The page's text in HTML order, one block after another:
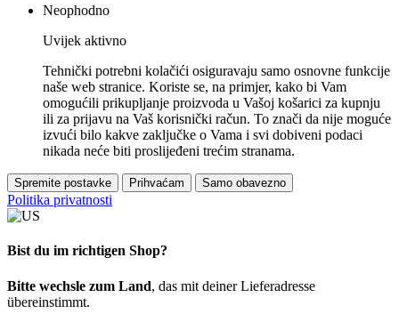
Neophodno
Uvijek aktivno
Tehnički potrebni kolačići osiguravaju samo osnovne funkcije
naše web stranice. Koriste se, na primjer, kako bi Vam
omogućili prikupljanje proizvoda u Vašoj košarici za kupnju
ili za prijavu na Vaš korisnički račun. To znači da nije moguće
izvući bilo kakve zaključke o Vama i svi dobiveni podaci
nikada neće biti proslijeđeni trećim stranama.
Spremite postavke Prihvaćam Samo obavezno
Politika privatnosti
Bist du im richtigen Shop?
Bitte wechsle zum Land, das mit deiner Lieferadresse
übereinstimmt.